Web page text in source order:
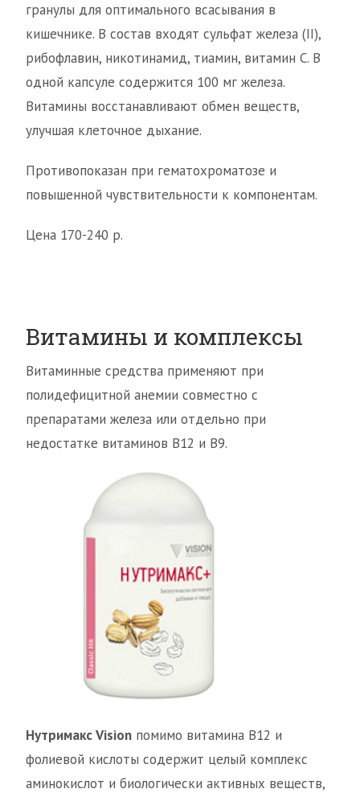
гранулы для оптимального всасывания в
кишечнике. В состав входят сульфат железа (II),
рибофлавин, никотинамид, тиамин, витамин C. В
одной капсуле содержится 100 мг железа.
Витамины восстанавливают обмен веществ,
улучшая клеточное дыхание.
Противопоказан при гематохроматозе и
повышенной чувствительности к компонентам.
Цена 170-240 р.
Витамины и комплексы
Витаминные средства применяют при
полидефицитной анемии совместно с
препаратами железа или отдельно при
недостатке витаминов B12 и B9.
Нутримакс Vision помимо витамина B12 и
фолиевой кислоты содержит целый комплекс
аминокислот и биологически активных веществ,